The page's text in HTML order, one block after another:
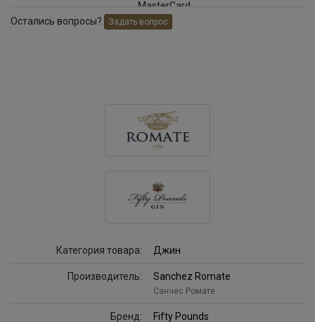
Остались вопросы? Задать вопрос
Категория товара: Джин
Производитель: Sanchez Romate
Санчес Ромате
Бренд: Fifty Pounds